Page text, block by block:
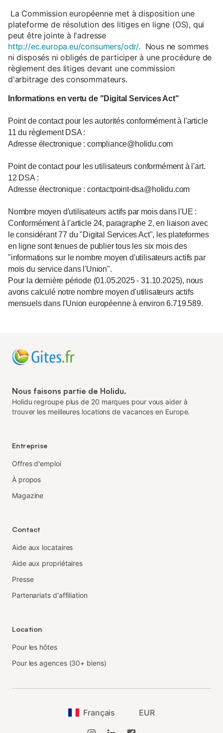
La Commission européenne met à disposition une
plateforme de résolution des litiges en ligne (OS), qui
peut être jointe à l'adresse
http://ec.europa.eu/consumers/odr/. Nous ne sommes
ni disposés ni obligés de participer à une procédure de
règlement des litiges devant une commission
d'arbitrage des consommateurs.
Informations en vertu de "Digital Services Act"
Point de contact pour les autorités conformément à l'article
11 du règlement DSA :
Adresse électronique : compliance@holidu.com
Point de contact pour les utilisateurs conformément à l'art.
12 DSA :
Adresse électronique : contactpoint-dsa@holidu.com
Nombre moyen d'utilisateurs actifs par mois dans l'UE :
Conformément à l'article 24, paragraphe 2, en liaison avec
le considérant 77 du "Digital Services Act", les plateformes
en ligne sont tenues de publier tous les six mois des
"informations sur le nombre moyen d'utilisateurs actifs par
mois du service dans l'Union".
Pour la dernière période (01.05.2025 - 31.10.2025), nous
avons calculé notre nombre moyen d'utilisateurs actifs
mensuels dans l'Union européenne à environ 6.719.589.
Nous faisons partie de Holidu.
Holidu regroupe plus de 20 marques pour vous aider à
trouver les meilleures locations de vacances en Europe.
Entreprise
Offres d'emploi
À propos
Magazine
Contact
Aide aux locataires
Aide aux propriétaires
Presse
Partenariats d'affiliation
Location
Pour les hôtes
Pour les agences (30+ biens)
Français EUR